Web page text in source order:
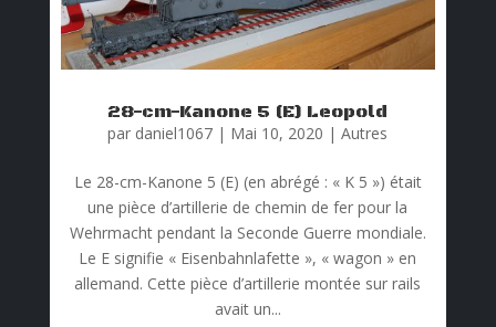
28-cm-Kanone 5 (E) Leopold
par daniel1067 | Mai 10, 2020 |Autres
Le 28-cm-Kanone 5 (E) (en abrégé : « K 5 ») était
une pièce d’artillerie de chemin de fer pour la
Wehrmacht pendant la Seconde Guerre mondiale.
Le E signifie « Eisenbahnlafette », « wagon » en
allemand. Cette pièce d’artillerie montée sur rails
avait un...